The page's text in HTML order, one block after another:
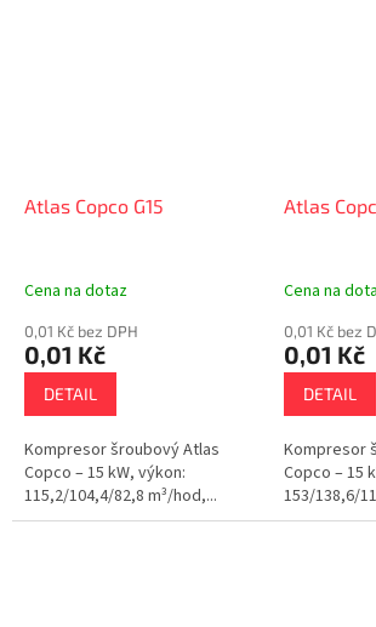
Atlas Copco G15
Cena na dotaz
0,01 Kč bez DPH
0,01 Kč
DETAIL
Kompresor šroubový Atlas
Copco – 15 kW, výkon:
115,2/104,4/82,8 m³/hod,...
Atlas
Cena na
0,01 Kč bez
0,01 Kč
DETAIL
Kompresor
Copco – 15
153/138,6/